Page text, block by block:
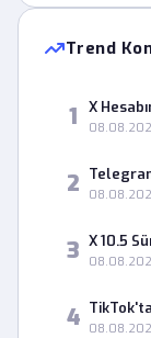
Trend
1 X
2
3 X 10.5
4 TikTok'ta